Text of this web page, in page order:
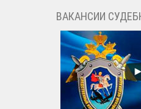
ВАКАНСИИ